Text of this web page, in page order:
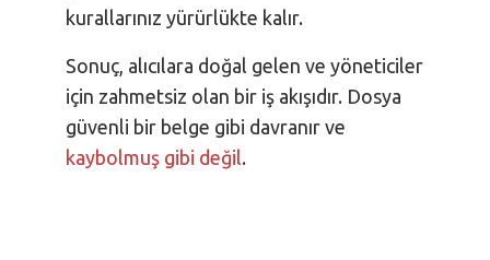
kurallarınız yürürlükte kalır.
Sonuç, alıcılara doğal gelen ve yöneticiler
için zahmetsiz olan bir iş akışıdır. Dosya
güvenli bir belge gibi davranır ve
kaybolmuş gibi değil.